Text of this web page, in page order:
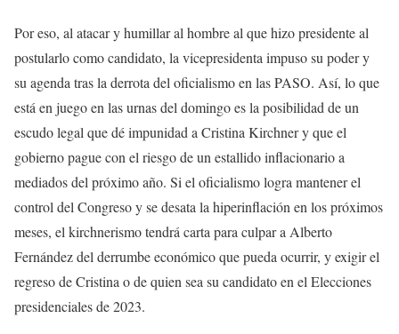
Por eso, al atacar y humillar al hombre al que hizo presidente al
postularlo como candidato, la vicepresidenta impuso su poder y
su agenda tras la derrota del oficialismo en las PASO. Así, lo que
está en juego en las urnas del domingo es la posibilidad de un
escudo legal que dé impunidad a Cristina Kirchner y que el
gobierno pague con el riesgo de un estallido inflacionario a
mediados del próximo año. Si el oficialismo logra mantener el
control del Congreso y se desata la hiperinflación en los próximos
meses, el kirchnerismo tendrá carta para culpar a Alberto
Fernández del derrumbe económico que pueda ocurrir, y exigir el
regreso de Cristina o de quien sea su candidato en el Elecciones
presidenciales de 2023.